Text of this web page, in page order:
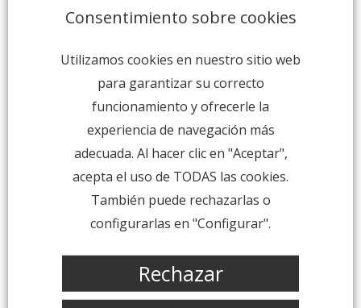
Consentimiento sobre cookies
Utilizamos cookies en nuestro sitio web
para garantizar su correcto
funcionamiento y ofrecerle la
experiencia de navegación más
adecuada. Al hacer clic en "Aceptar",
acepta el uso de TODAS las cookies.
También puede rechazarlas o
configurarlas en "Configurar".
Rechazar